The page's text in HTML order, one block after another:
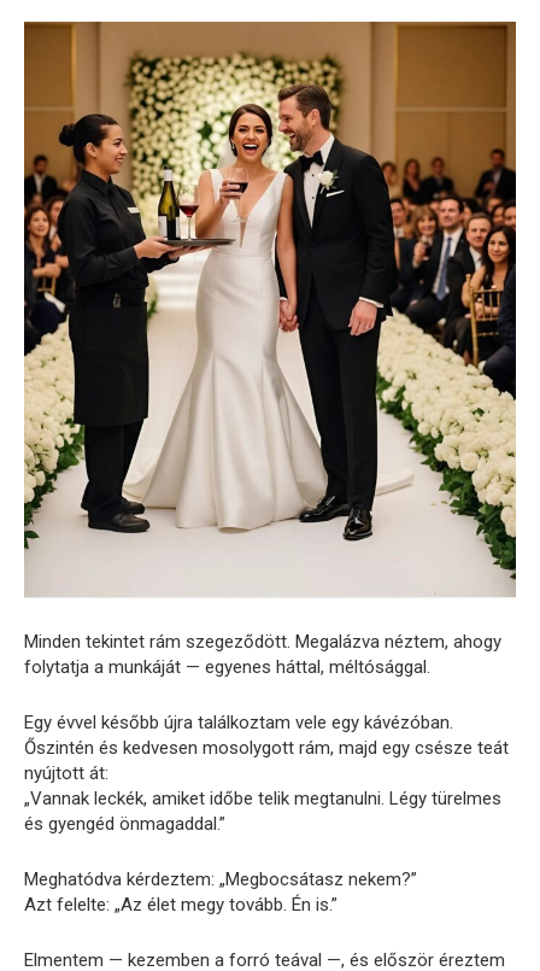
Minden tekintet rám szegeződött. Megalázva néztem, ahogy
folytatja a munkáját — egyenes háttal, méltósággal.
Egy évvel később újra találkoztam vele egy kávézóban.
Őszintén és kedvesen mosolygott rám, majd egy csésze teát
nyújtott át:
„Vannak leckék, amiket időbe telik megtanulni. Légy türelmes
és gyengéd önmagaddal.”
Meghatódva kérdeztem: „Megbocsátasz nekem?”
Azt felelte: „Az élet megy tovább. Én is.”
Elmentem — kezemben a forró teával —, és először éreztem